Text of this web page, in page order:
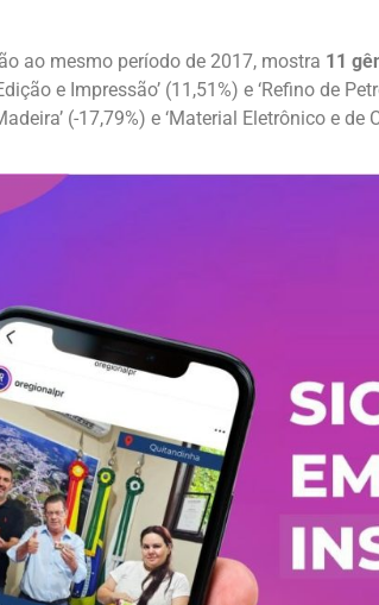
ao mesmo período de 2017, mostra 11
e Impressão’ (11,51%) e ‘Refino de
(-17,79%) e ‘Material Eletrônico e de